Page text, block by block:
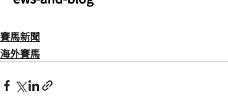
賽馬新聞
海外賽馬